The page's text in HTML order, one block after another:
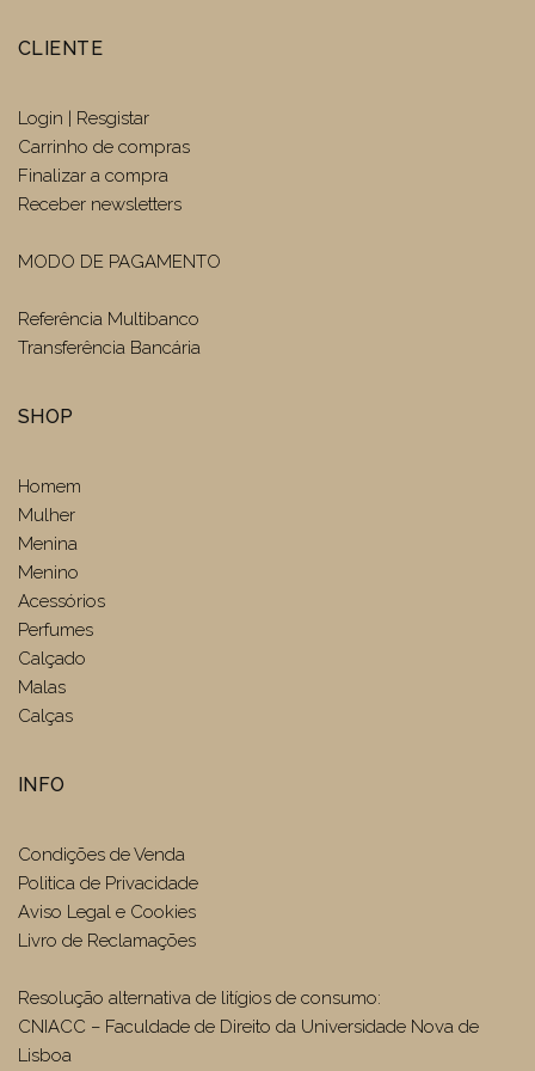
CLIENTE
Login | Resgistar
Carrinho de compras
Finalizar a compra
Receber newsletters
MODO DE PAGAMENTO
Referência Multibanco
Transferência Bancária
SHOP
Homem
Mulher
Menina
Menino
Acessórios
Perfumes
Calçado
Malas
Calças
INFO
Condições de Venda
Politica de Privacidade
Aviso Legal e Cookies
Livro de Reclamações
Resolução alternativa de litígios de consumo:
CNIACC – Faculdade de Direito da Universidade Nova de
Lisboa